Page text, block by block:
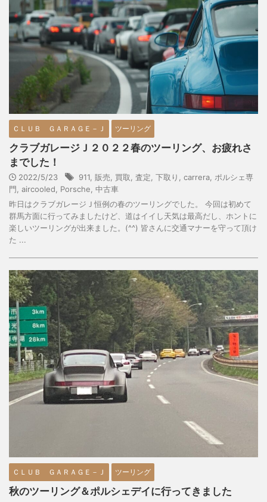
ＣＬＵＢ ＧＡＲＡＧＥ－Ｊ ツーリング
クラブガレージＪ２０２２春のツーリング、お疲れさ
までした！
2022/5/23 911 販売 買取 査定 下取り carrera ポルシェ専
門 aircooled Porsche 中古車
昨日はクラブガレージＪ恒例の春のツーリングでした。 今回は初めて
群馬方面に行ってみましたけど、道はイイし天気は最高だし、ホントに
楽しいツーリングが出来ました。(^^) 皆さんに交通マナーを守って頂け
た ...
ＣＬＵＢ ＧＡＲＡＧＥ－Ｊ ツーリング
秋のツーリング＆ポルシェデイに行ってきました